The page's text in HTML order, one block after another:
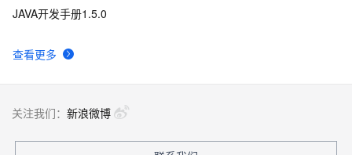
查看更多
JAVA开发手册1.5.0
关注我们： 新浪微博